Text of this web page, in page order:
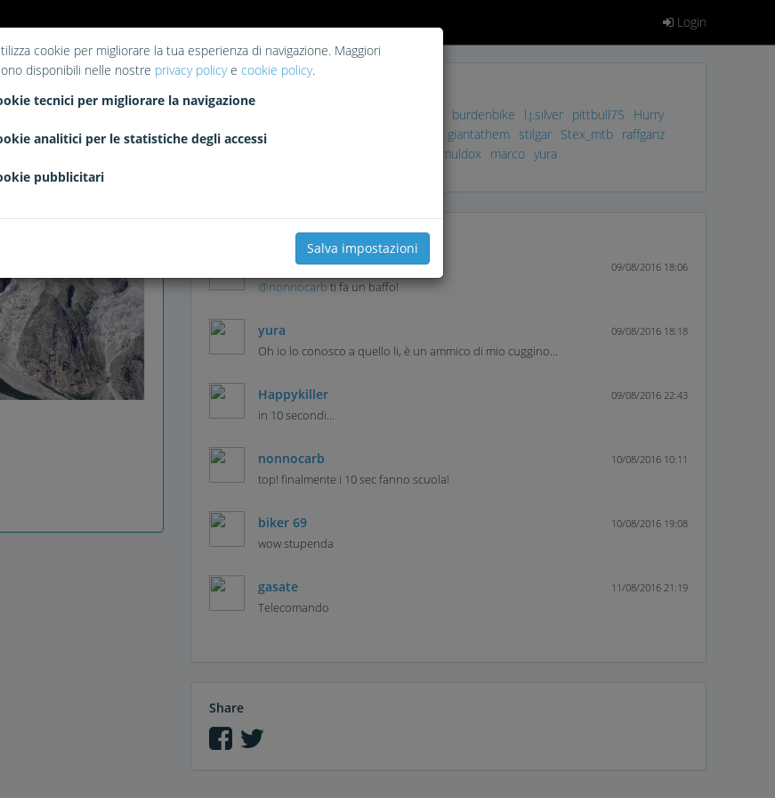
Login
burdenbike l.j.silver pittbull75
Hurry
FilippoMacalli
giantathem stilgar Stex_mtb raffganz
muldox marco yura
09/08/2016 18:06
marco
@nonnocarbti fa un baffo!
09/08/2016 18:18
yura
Oh io lo conosco a quello li, è un ammico di mio cuggino...
09/08/2016 22:43
Happykiller
in 10 secondi...
10/08/2016 10:11
nonnocarb
top! finalmente i 10 sec fanno scuola!
10/08/2016 19:08
biker 69
wow stupenda
11/08/2016 21:19
gasate
Telecomando
Share
cookie per migliorare la tua esperienza di navigazione. Maggiori
disponibili nelle nostre privacy policye cookie policy.
tecnici per migliorare la navigazione
analitici per le statistiche degli accessi
pubblicitari
Salva impostazioni